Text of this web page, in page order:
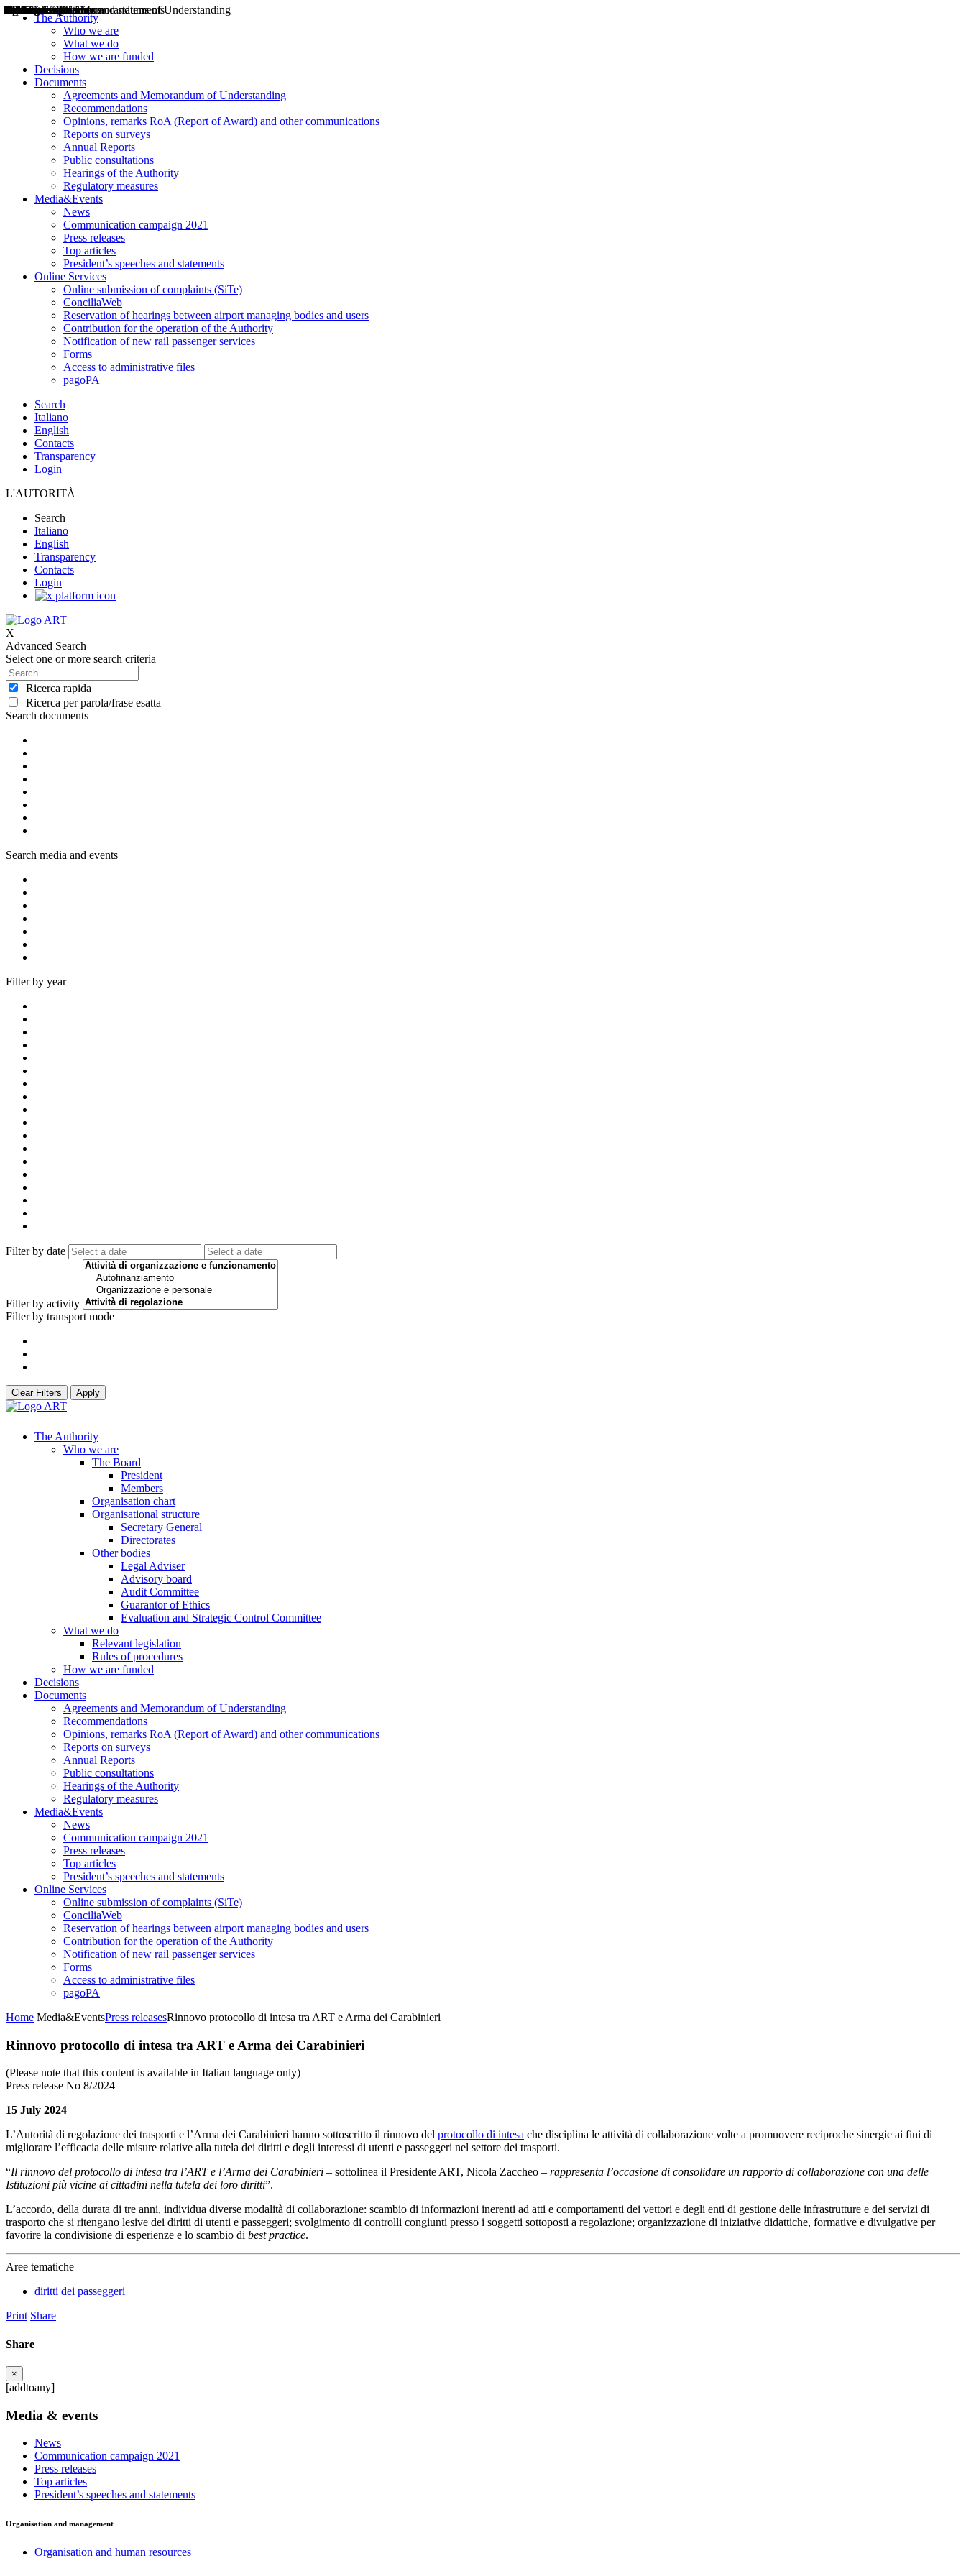
The Authority
Who we are
What we do
How we are funded
Decisions
Documents
Agreements and Memorandum of Understanding
Recommendations
Opinions, remarks RoA (Report of Award) and other communications
Reports on surveys
Annual Reports
Public consultations
Hearings of the Authority
Regulatory measures
Media&Events
News
Communication campaign 2021
Press releases
Top articles
President’s speeches and statements
Online Services
Online submission of complaints (SiTe)
ConciliaWeb
Reservation of hearings between airport managing bodies and users
Contribution for the operation of the Authority
Notification of new rail passenger services
Forms
Access to administrative files
pagoPA
Search
Italiano
English
Contacts
Transparency
Login
L'AUTORITÀ
Search
Italiano
English
Transparency
Contacts
Login
X
Advanced Search
Select one or more search criteria
Ricerca rapida
Ricerca per parola/frase esatta
Search documents
Decisions
Opinions
Public consultations
Hearings
Recommendations
Agreements and Memorandums of Understanding
Relazioni annuali
Misure di regolazione
Search media and events
News
Press Releases
Bollettini ART
Convegni ART
President’s interviews
Top articles
President’s speeches and statements
Filter by year
2004
2005
2010
2013
2014
2015
2016
2017
2018
2019
202
2020
2021
2022
2023
2024
2025
2026
Filter by date
Filter by activity
Filter by transport mode
Aereo
Marittimo
Terrestre
Clear Filters Apply
The Authority
Who we are
The Board
President
Members
Organisation chart
Organisational structure
Secretary General
Directorates
Other bodies
Legal Adviser
Advisory board
Audit Committee
Guarantor of Ethics
Evaluation and Strategic Control Committee
What we do
Relevant legislation
Rules of procedures
How we are funded
Decisions
Documents
Agreements and Memorandum of Understanding
Recommendations
Opinions, remarks RoA (Report of Award) and other communications
Reports on surveys
Annual Reports
Public consultations
Hearings of the Authority
Regulatory measures
Media&Events
News
Communication campaign 2021
Press releases
Top articles
President’s speeches and statements
Online Services
Online submission of complaints (SiTe)
ConciliaWeb
Reservation of hearings between airport managing bodies and users
Contribution for the operation of the Authority
Notification of new rail passenger services
Forms
Access to administrative files
pagoPA
Home Media&EventsPress releasesRinnovo protocollo di intesa tra ART e Arma dei Carabinieri
Rinnovo protocollo di intesa tra ART e Arma dei Carabinieri
(Please note that this content is available in Italian language only)
Press release No 8/2024
15 July 2024
L’Autorità di regolazione dei trasporti e l’Arma dei Carabinieri hanno sottoscritto il rinnovo del protocollo di intesa che disciplina le attività di collaborazione volte a promuovere reciproche sinergie ai fini di
migliorare l’efficacia delle misure relative alla tutela dei diritti e degli interessi di utenti e passeggeri nel settore dei trasporti.
“Il rinnovo del protocollo di intesa tra l’ART e l’Arma dei Carabinieri – sottolinea il Presidente ART, Nicola Zaccheo – rappresenta l’occasione di consolidare un rapporto di collaborazione con una delle
Istituzioni più vicine ai cittadini nella tutela dei loro diritti”.
L’accordo, della durata di tre anni, individua diverse modalità di collaborazione: scambio di informazioni inerenti ad atti e comportamenti dei vettori e degli enti di gestione delle infrastrutture e dei servizi di
trasporto che si ritengano lesive dei diritti di utenti e passeggeri; svolgimento di controlli congiunti presso i soggetti sottoposti a regolazione; organizzazione di iniziative didattiche, formative e divulgative per
favorire la condivisione di esperienze e lo scambio di best practice.
Aree tematiche
diritti dei passeggeri
Print Share
Share
×
[addtoany]
Media & events
News
Communication campaign 2021
Press releases
Top articles
President’s speeches and statements
Organisation and management
Organisation and human resources